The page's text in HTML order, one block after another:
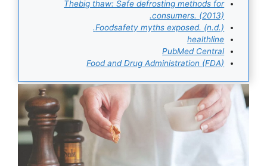
Thebig thaw: Safe defrosting methods for
consumers. (2013).
Foodsafety myths exposed. (n.d.).
healthline
PubMed Central
Food and Drug Administration (FDA)